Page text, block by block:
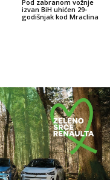
Pod zabranom vožnje
izvan BiH uhićen 29-
godišnjak kod Mraclina